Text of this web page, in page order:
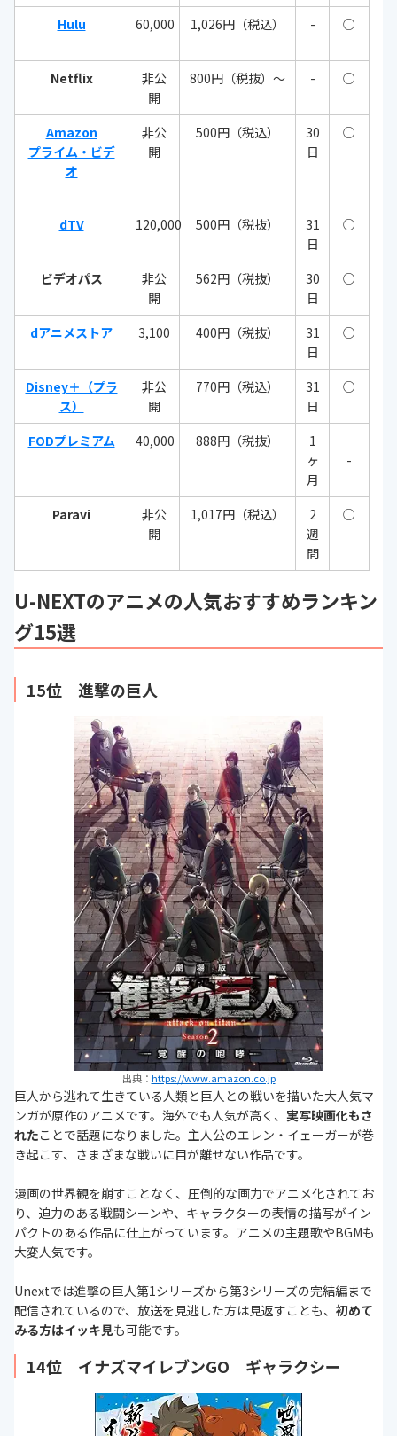
Hulu 60,000 1,026円（税込） - ○
Netflix
非公
開
800円（税抜）～ - ○
Amazon
プライム・ビデ
オ
非公
開
500円（税込）
30
日
○
dTV 120,000 500円（税抜）
31
日
○
ビデオパス
非公
開
562円（税抜）
30
日
○
dアニメストア 3,100 400円（税抜）
31
日
○
Disney＋（プラ
ス）
非公
開
770円（税込）
31
日
○
FODプレミアム 40,000 888円（税抜）
1
ヶ
月
-
Paravi
非公
開
1,017円（税込）
2
週
間
○
U-NEXTのアニメの人気おすすめランキン
グ15選
15位 進撃の巨人
出典： https://www.amazon.co.jp
巨人から逃れて生きている人類と巨人との戦いを描いた大人気マ
ンガが原作のアニメです。海外でも人気が高く、 実写映画化もさ
れたことで話題になりました。主人公のエレン・イェーガーが巻
き起こす、さまざまな戦いに目が離せない作品です。
漫画の世界観を崩すことなく、圧倒的な画力でアニメ化されてお
り、迫力のある戦闘シーンや、キャラクターの表情の描写がイン
パクトのある作品に仕上がっています。アニメの主題歌やBGMも
大変人気です。
Unextでは進撃の巨人第1シリーズから第3シリーズの完結編まで
配信されているので、放送を見逃した方は見返すことも、 初めて
みる方はイッキ見も可能です。
14位 イナズマイレブンGO ギャラクシー